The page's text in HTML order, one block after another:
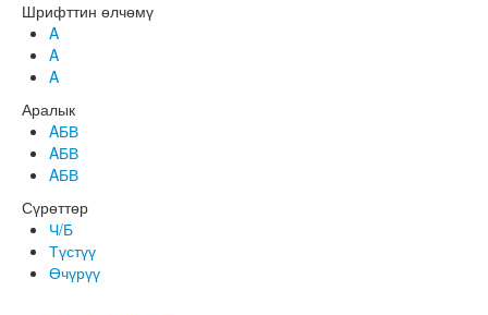
Шрифттин өлчөмү
A
A
A
Аралык
AБВ
AБВ
AБВ
Сүрөттөр
Ч/Б
Түстүү
Өчүрүү